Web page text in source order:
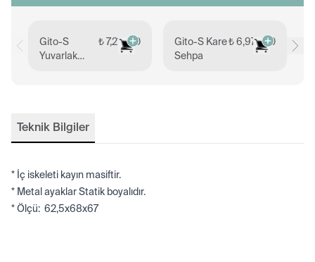
Gito-S
Yuvarlak
₺ 7,219.00
Gito-S Kare
Sehpa
₺ 6,972.00
Teknik Bilgiler
* İç iskeleti kayın masiftir.
* Metal ayaklar Statik boyalıdır.
* Ölçü: 62,5x68x67